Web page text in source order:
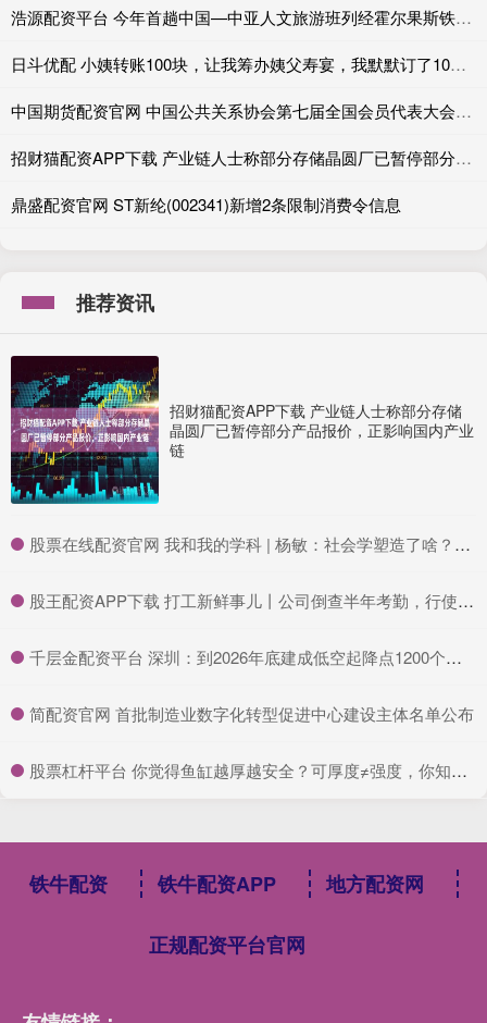
浩源配资平台 今年首趟中国—中亚人文旅游班列经霍尔果斯铁路口岸出境
日斗优配 小姨转账100块，让我筹办姨父寿宴，我默默订了10份外卖，寿宴上小姨怒斥我，我说：拼好饭真便宜
中国期货配资官网 中国公共关系协会第七届全国会员代表大会在京召开
招财猫配资APP下载 产业链人士称部分存储晶圆厂已暂停部分产品报价，正影响国内产业链
鼎盛配资官网 ST新纶(002341)新增2条限制消费令信息
推荐资讯
招财猫配资APP下载 产业链人士称部分存储
晶圆厂已暂停部分产品报价，正影响国内产业
链
​股票在线配资官网 我和我的学科 | 杨敏：社会学塑造了啥？毕业生的故事_专业_研究生_高校
​股王配资APP下载 打工新鲜事儿丨公司倒查半年考勤，行使用工自主权还是裁员新手段？
​千层金配资平台 深圳：到2026年底建成低空起降点1200个以上，开通载人、载货飞行等各类低空商业航线1000条以上
​简配资官网 首批制造业数字化转型促进中心建设主体名单公布
​股票杠杆平台 你觉得鱼缸越厚越安全？可厚度≠强度，你知道怎么选吗？_亚克力_力学_板材
铁牛配资 铁牛配资APP 地方配资网
正规配资平台官网